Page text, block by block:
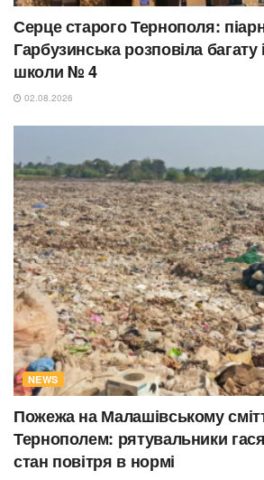
Серце старого Тернополя:
Гарбузинська розповіла багату
школи № 4
02.08.2026
NEWS
Пожежа на Малашівському
Тернополем: рятувальники
стан повітря в нормі